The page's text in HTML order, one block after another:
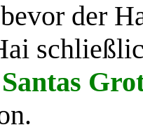
der